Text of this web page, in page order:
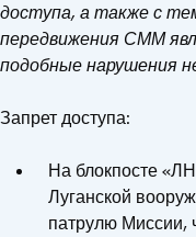
доступа, а также с
передвижения СММ
подобные нарушения
Запрет доступа:
На блокпосте
Луганской
патрулю Миссии,